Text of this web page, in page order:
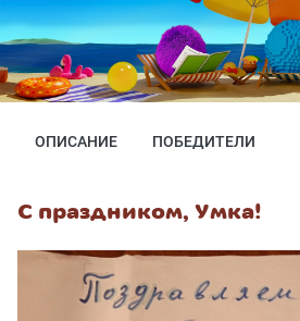
ОПИСАНИЕ ПОБЕДИТЕЛИ
С праздником, Умка!